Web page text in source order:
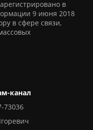
в
9 июня 2018
в сфере связи,
канал
73036